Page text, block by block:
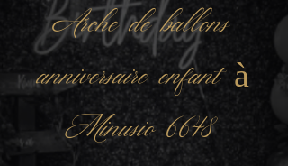
Arche de ballons
anniversaire enfant à
Minusio 6648